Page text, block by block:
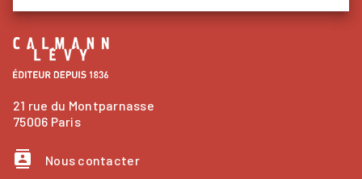
21 rue du Montparnasse
75006 Paris
contacts Nous contacter